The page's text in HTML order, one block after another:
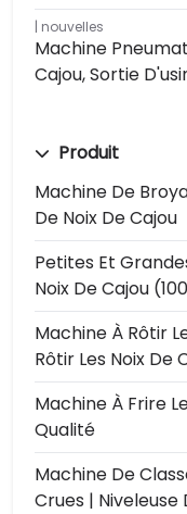
nouvelles
Machine
Cajou, Sortie
Produit
Machine De
De Noix De Cajou
Petites Et
Noix De Cajou
Machine À Rôtir
Rôtir Les Noix
Machine À Frire
Qualité
Machine De
Crues | Niveleuse